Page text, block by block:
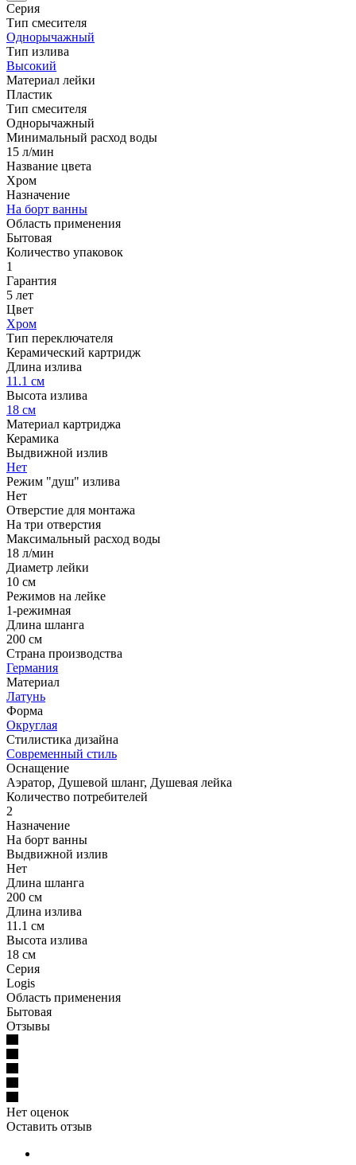
Серия
Тип смесителя
Однорычажный
Тип излива
Высокий
Материал лейки
Пластик
Тип смесителя
Однорычажный
Минимальный расход воды
15 л/мин
Название цвета
Хром
Назначение
На борт ванны
Область применения
Бытовая
Количество упаковок
1
Гарантия
5 лет
Цвет
Хром
Тип переключателя
Керамический картридж
Длина излива
11.1 см
Высота излива
18 см
Материал картриджа
Керамика
Выдвижной излив
Нет
Режим "душ" излива
Нет
Отверстие для монтажа
На три отверстия
Максимальный расход воды
18 л/мин
Диаметр лейки
10 см
Режимов на лейке
1-режимная
Длина шланга
200 см
Страна производства
Германия
Материал
Латунь
Форма
Округлая
Стилистика дизайна
Современный стиль
Оснащение
Аэратор, Душевой шланг, Душевая лейка
Количество потребителей
2
Назначение
На борт ванны
Выдвижной излив
Нет
Длина шланга
200 см
Длина излива
11.1 см
Высота излива
18 см
Серия
Logis
Область применения
Бытовая
Отзывы
Нет оценок
Оставить отзыв